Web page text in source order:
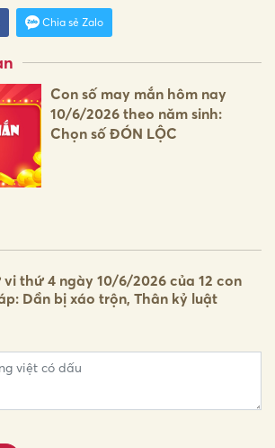
Chia sẻ Zalo
Con số may mắn hôm nay
10/6/2026 theo năm sinh:
Chọn số ĐÓN LỘC
vi thứ 4 ngày 10/6/2026 của 12 con
Dần bị xáo trộn, Thân kỷ luật